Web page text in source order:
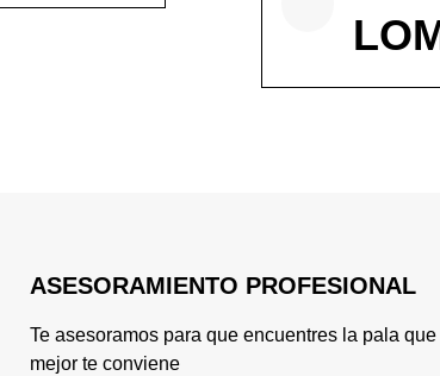
ASESORAMIENTO PROFESIONAL
Te asesoramos para que encuentres la pala que
mejor te conviene